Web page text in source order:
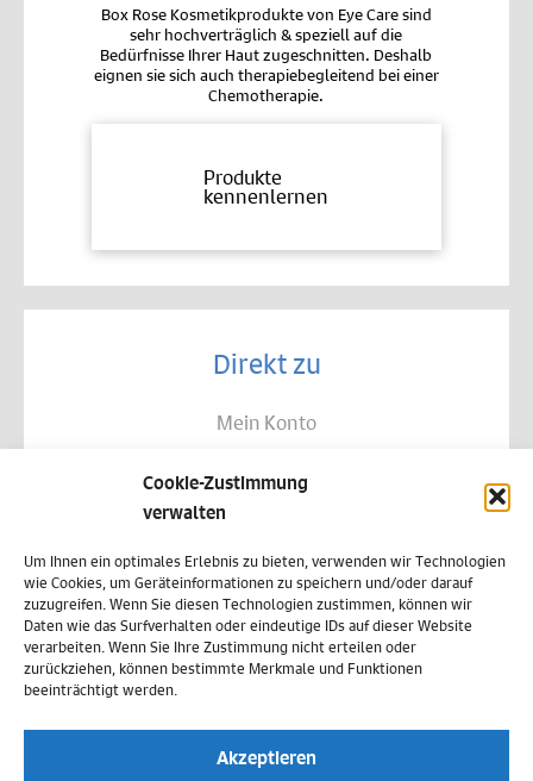
Cookie-Zustimmung
verwalten
Um Ihnen ein optimales Erlebnis zu bieten, verwenden wir Technologien
wie Cookies, um Geräteinformationen zu speichern und/oder darauf
zuzugreifen. Wenn Sie diesen Technologien zustimmen, können wir
Daten wie das Surfverhalten oder eindeutige IDs auf dieser Website
verarbeiten. Wenn Sie Ihre Zustimmung nicht erteilen oder
zurückziehen, können bestimmte Merkmale und Funktionen
beeinträchtigt werden.
Akzeptieren
Box Rose Kosmetikprodukte von Eye Care sind
sehr hochverträglich & speziell auf die
Bedürfnisse Ihrer Haut zugeschnitten. Deshalb
eignen sie sich auch therapiebegleitend bei einer
Chemotherapie.
Produkte
kennenlernen
Direkt zu
Mein Konto
Allgemeine Geschäftsbedingungen
Datenschutz
Widerruf
Zahlungsweisen
Versand & Lieferung
Cookie-Richtlinie (EU)